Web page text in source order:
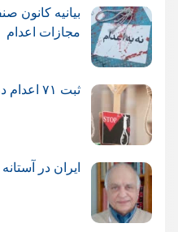
بیانیه کانون
مجازات اعدام
ثبت ۷۱ اعدام در ژوئيه در ایران
ایران در